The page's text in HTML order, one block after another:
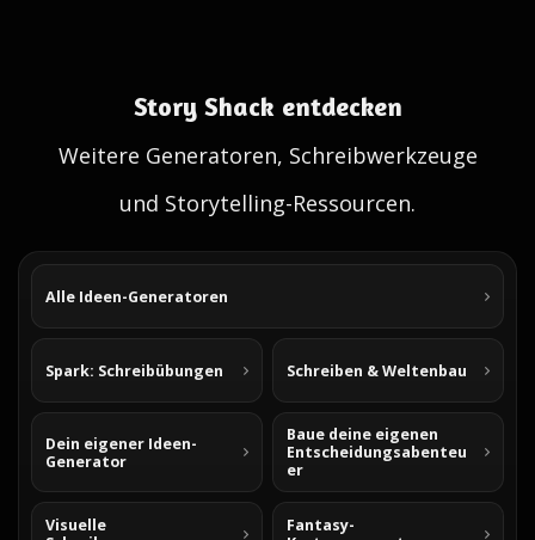
Story Shack entdecken
Weitere Generatoren, Schreibwerkzeuge
und Storytelling-Ressourcen.
Alle Ideen-Generatoren
Spark: Schreibübungen Schreiben & Weltenbau
Dein eigener Ideen-
Generator
Baue deine eigenen
Entscheidungsabenteu
er
Visuelle
Fantasy-